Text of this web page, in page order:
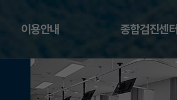
이용안내 종합검진센터